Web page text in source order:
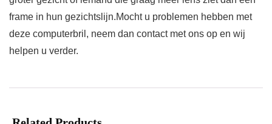
frame in hun gezichtslijn.Mocht u problemen hebben met
deze computerbril, neem dan contact met ons op en wij
helpen u verder.